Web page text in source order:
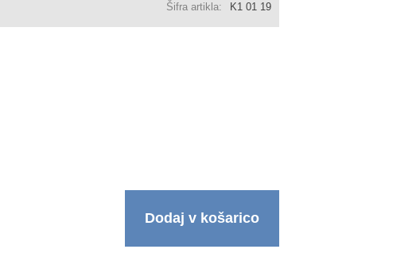
Šifra artikla: K1 01 19
Dodaj v košarico